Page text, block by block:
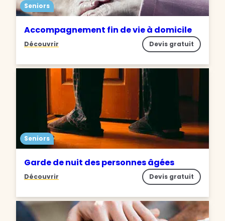
Seniors
Accompagnement fin de vie à domicile
Découvrir Devis gratuit
Seniors
Garde de nuit des personnes âgées
Découvrir Devis gratuit